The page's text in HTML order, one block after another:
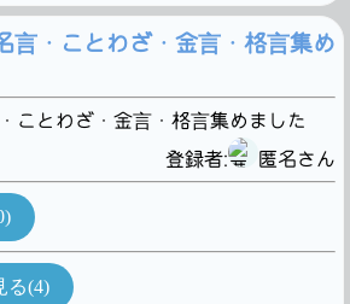
・ことわざ・金言・格言集め
ことわざ・金言・格言集めました
登録者:
匿名さん
る(4)